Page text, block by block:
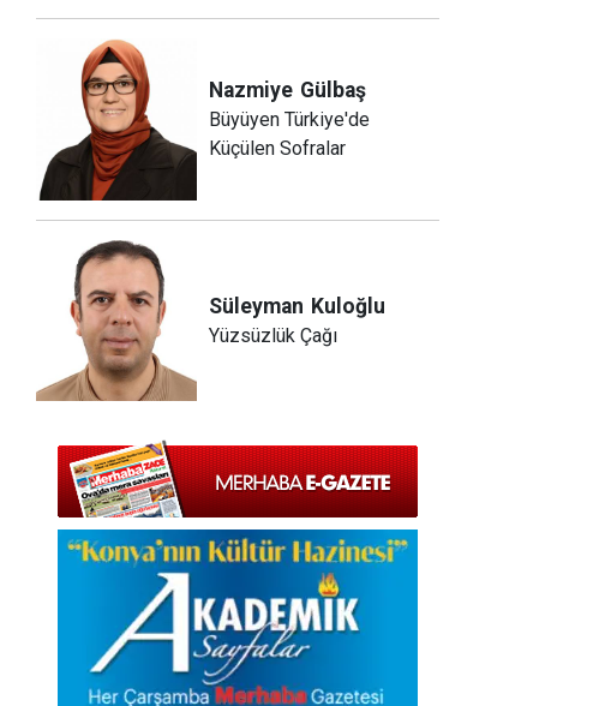
Nazmiye Gülbaş
Büyüyen Türkiye'de
Küçülen Sofralar
Süleyman Kuloğlu
Yüzsüzlük Çağı